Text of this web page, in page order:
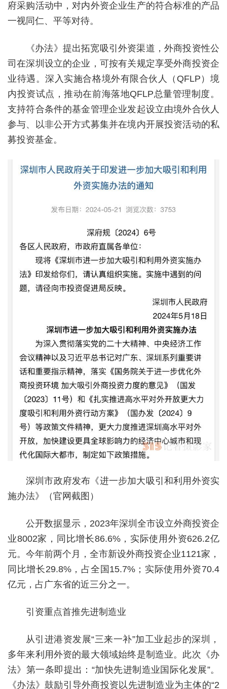
府采购活动中，对内外资企业生产的符合标准的产品
一视同仁、平等对待。
《办法》提出拓宽吸引外资渠道，外商投资性公
司在深圳设立的企业，可按有关规定享受外商投资企
业待遇。深入实施合格境外有限合伙人（QFLP）境
内投资试点，推动在前海落地QFLP总量管理制度。
支持符合条件的基金管理企业发起设立由境外合伙人
参与、以非公开方式募集并在境内开展投资活动的私
募投资基金。
深圳市政府发布《进一步加大吸引和利用外资实
施办法》（官网截图）
公开数据显示，2023年深圳全市设立外商投资企
业8002家，同比增长86.6%，实际使用外资626.2亿
元。今年前两个月，全市新设外商投资企业1121家，
同比增长29.8%，占全国15.7%；实际使用外资70.4
亿元，占广东省的近三分之一。
引资重点首推先进制造业
从引进港资发展“三来一补”加工业起步的深圳，
多年来利用外资的最大领域始终是制造业。此次《办
法》第一条即提出：“加快先进制造业国际化发展”。
《办法》鼓励引导外商投资以先进制造业为主体的“2